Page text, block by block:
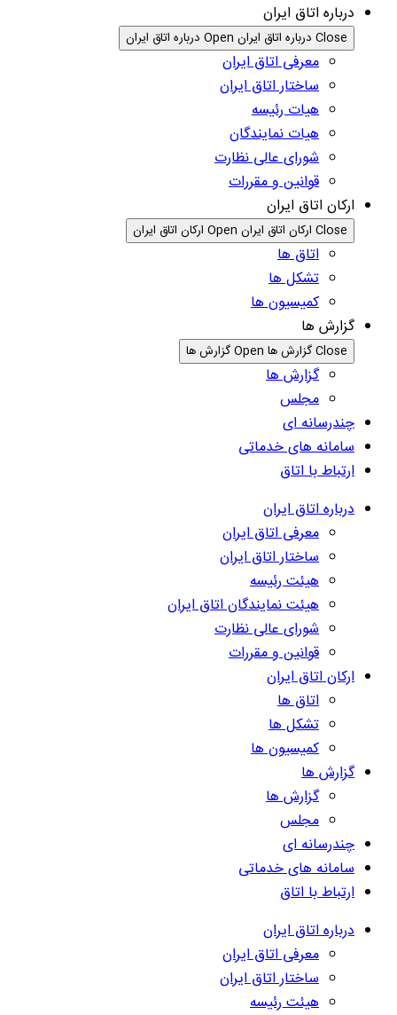
درباره اتاق ایران
Close درباره اتاق ایران Open درباره اتاق ایران
معرفی اتاق ایران
ساختار اتاق ایران
هیات رئیسه
هیات نمایندگان
شورای عالی نظارت
قوانین و مقررات
ارکان اتاق ایران
Close ارکان اتاق ایران Open ارکان اتاق ایران
اتاق ها
تشکل ها
کمیسیون ها
گزارش ها
Close گزارش ها Open گزارش ها
گزارش ها
مجلس
چندرسانه ای
سامانه های خدماتی
ارتباط با اتاق
درباره اتاق ایران
معرفی اتاق ایران
ساختار اتاق ایران
هیئت رئیسه
هیئت نمایندگان اتاق ایران
شورای عالی نظارت
قوانین و مقررات
ارکان اتاق ایران
اتاق ها
تشکل ها
کمیسیون ها
گزارش ها
گزارش ها
مجلس
چندرسانه ای
سامانه های خدماتی
ارتباط با اتاق
درباره اتاق ایران
معرفی اتاق ایران
ساختار اتاق ایران
هیئت رئیسه